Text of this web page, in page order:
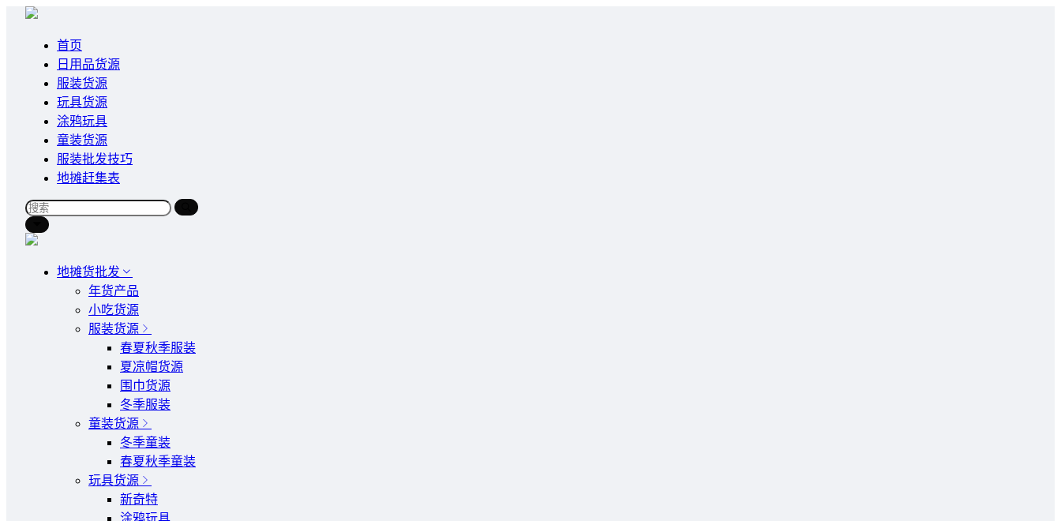
首页
日用品货源
服装货源
玩具货源
涂鸦玩具
童装货源
服装批发技巧
地摊赶集表
地摊货批发
年货产品
小吃货源
服装货源
春夏秋季服装
夏凉帽货源
围巾货源
冬季服装
童装货源
冬季童装
春夏秋季童装
玩具货源
新奇特
涂鸦玩具